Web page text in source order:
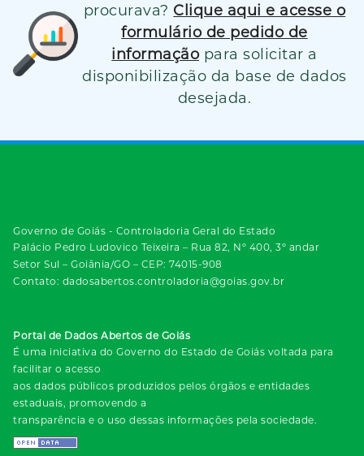
procurava? Clique aqui e acesse o
formulário de pedido de
informação para solicitar a
disponibilização da base de dados
desejada.
Governo de Goiás - Controladoria Geral do Estado
Palácio Pedro Ludovico Teixeira – Rua 82, Nº 400, 3º andar
Setor Sul – Goiânia/GO – CEP: 74015-908
Contato: dadosabertos.controladoria@goias.gov.br
Portal de Dados Abertos de Goiás
É uma iniciativa do Governo do Estado de Goiás voltada para
facilitar o acesso
aos dados públicos produzidos pelos órgãos e entidades
estaduais, promovendo a
transparência e o uso dessas informações pela sociedade.